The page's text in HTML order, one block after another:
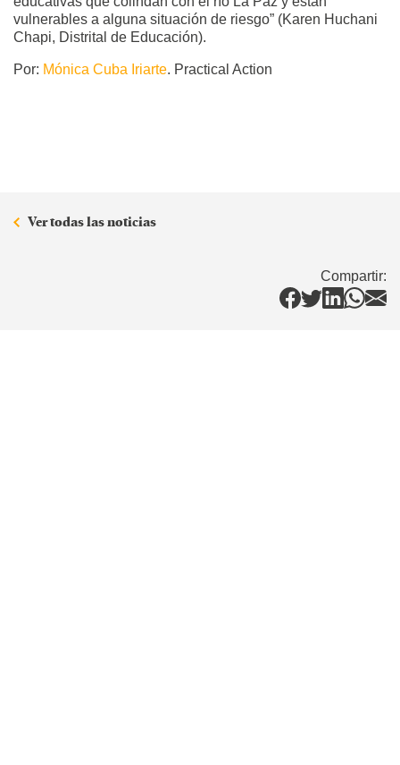
vulnerables a alguna situación de riesgo” (Karen Huchani
Chapi, Distrital de Educación).
Por: Mónica Cuba Iriarte. Practical Action
Ver todas las noticias
Compartir: